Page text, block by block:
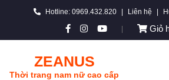
Hotline: 0969.432.820 Liên hệ
Giỏ
ZEANUS
Thời trang nam nữ cao cấp